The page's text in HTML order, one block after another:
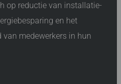
op reductie van installatie-
en het
medewerkers in hun